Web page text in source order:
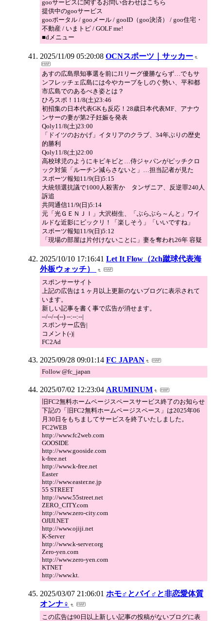
gooサービスに関するお問い合わせはこちら
提供中のgooサービス
gooポータル / gooメール / gooID（goo決済） / goo住宅・
不動産 / いまトピ / GOLF me!
■dメニュー
2025/11/09 05:20:08 OCNスポーツ｜サッカー
あすの広島県知事選を前にJ1リーグ優勝ならず…でもサ
ンフレッチェ広島には今やカープをしのぐ勢い、平和都
市広島でのあるべき姿とは？
ひろスポ！11/8(土)23:46
初招集の日本代表GKも反応！28歳日本代表MF、アナウ
ンサーの妻が第2子妊娠を発表
Qoly11/8(土)23:00
「ドイツのおかげ」イタリアのクラブ、34年ぶりの歴史
的勝利
Qoly11/8(土)22:00
高校球児のようにキビキビと…侍ジャパンがピッチクロ
ック対策「ルーチン減らさないと」…担当記者が見た
スポーツ報知11/9(日)5:15
大統領選抗議で1000人殺害か タンザニア、反逆罪240人
訴追
共同通信11/9(日)5:14
元「光ＧＥＮＪＩ」大沢樹生、「ぶらぶら～んと」ワイ
ルドな近影にビックリ！「楽しそう」「いいですね」
スポーツ報知11/9(日)5:12
「現場の部屋は片付けないことに」妻を奪われ26年 容疑
2025/10/10 17:16:41 Let It Flow（2ch蹴球代表海
外板ウォッチ）
スポンサーサイト
上記の広告は１ヶ月以上更新のないブログに表示されて
います。
新しい記事を書く事で広告が消せます。
--/--/--(--) --:--:--|
スポンサー広告|
コメント(-)|
FC2Ad
2025/09/28 09:01:14 FC JAPAN
Follow @fc_japan
2025/07/02 12:23:04 ARUMINUM
旧FC2無料ホームページスペースサービス終了のお知らせ
下記の「旧FC2無料ホームページスペース」は2025年06
月30日をもちましてサービスを終了いたしました。
FC2WEB
http://www.fc2web.com
GOOSIDE
http://www.gooside.com
k-free.net
http://www.k-free.net
Easter
http://www.easter.ne.jp
55 STREET
http://www.55street.net
ZERO_CITY.com
http://www.zero-city.com
OJIJI.NET
http://www.ojiji.net
K-Server
http://www.k-server.org
Zero-yen.com
http://www.zero-yen.com
KTNET
http://www.kt.
2025/03/07 21:06:01 ホモ♂とバイ♂と非恋愛体質
オンナ♀
この広告は90日以上新しい記事の投稿がないブログに表